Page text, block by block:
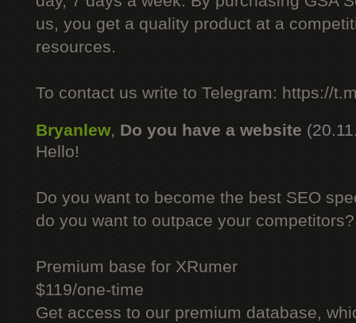
us, you get a quality product at a
resources.
To contact us write to Telegram: https://
Bryanlew, Do you have a website
Hello!
Do you want to become the best SEO
do you want to outpace your competitors?
Premium base for XRumer
$119/one-time
Get access to our premium database,